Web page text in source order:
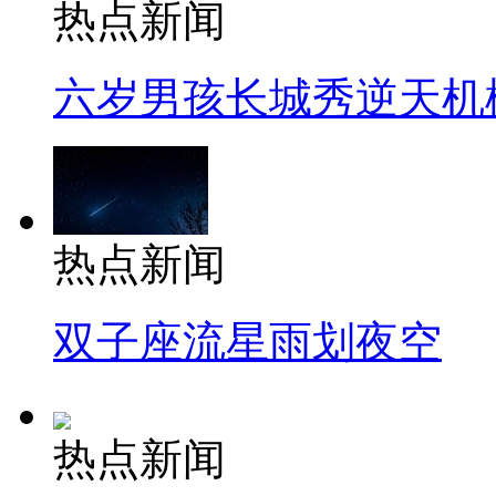
热点新闻
六岁男孩长城秀逆天机
热点新闻
双子座流星雨划夜空
热点新闻